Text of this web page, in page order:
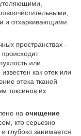
и отхаркивающими
пространствах
или
как отек или
отека тканей
токсинов из
на очищение
кто серьезно
глубоко занимается